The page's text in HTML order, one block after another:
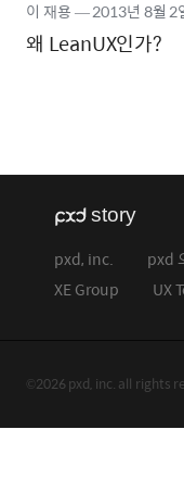
왜 LeanUX인가?
이 재용―2013년 8월 2
pxd, inc.
pxd
XE Group
UX
©2026 pxd, inc. all rights